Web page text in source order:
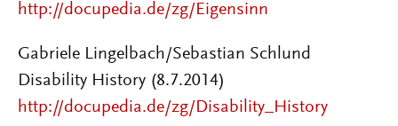
http://docupedia.de/zg/Eigensinn
Gabriele Lingelbach/Sebastian Schlund
Disability History (8.7.2014)
http://docupedia.de/zg/Disability_History